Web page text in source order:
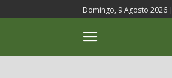
Domingo, 9 Agosto 2026 |